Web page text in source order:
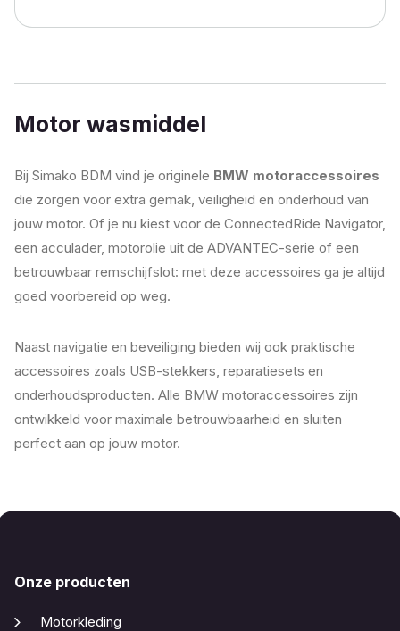
Motor wasmiddel
Bij Simako BDM vind je originele BMW motoraccessoires
die zorgen voor extra gemak, veiligheid en onderhoud van
jouw motor. Of je nu kiest voor de ConnectedRide Navigator,
een acculader, motorolie uit de ADVANTEC-serie of een
betrouwbaar remschijfslot: met deze accessoires ga je altijd
goed voorbereid op weg.
Naast navigatie en beveiliging bieden wij ook praktische
accessoires zoals USB-stekkers, reparatiesets en
onderhoudsproducten. Alle BMW motoraccessoires zijn
ontwikkeld voor maximale betrouwbaarheid en sluiten
perfect aan op jouw motor.
Onze producten
Motorkleding